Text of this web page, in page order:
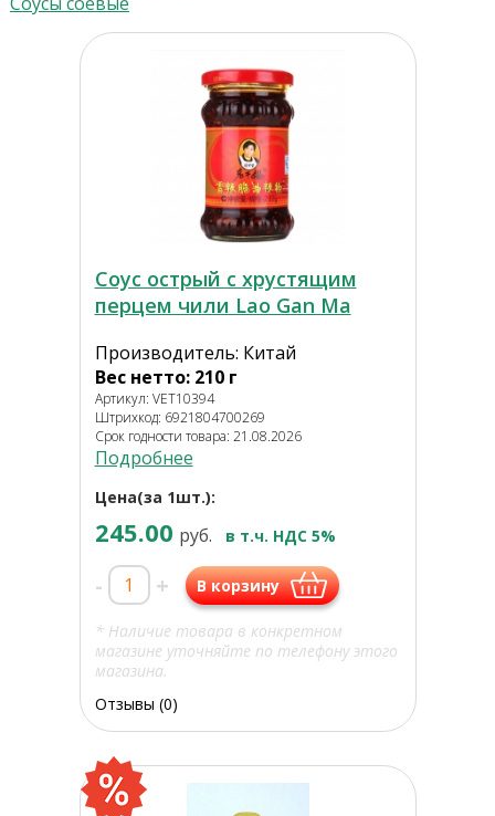
Соус острый с хрустящим
перцем чили Lao Gan Ma
Производитель: Китай
Вес нетто: 210 г
Артикул: VET10394
Штрихкод: 6921804700269
Срок годности товара: 21.08.2026
Подробнее
Цена(за 1шт.):
245.00 руб. в т.ч. НДС 5%
- + В корзину
* Наличие товара в конкретном
магазине уточняйте по телефону этого
магазина.
Отзывы (0)